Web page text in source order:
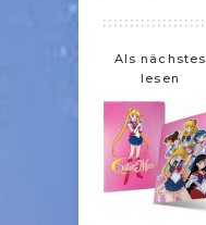
Als nächstes
lesen